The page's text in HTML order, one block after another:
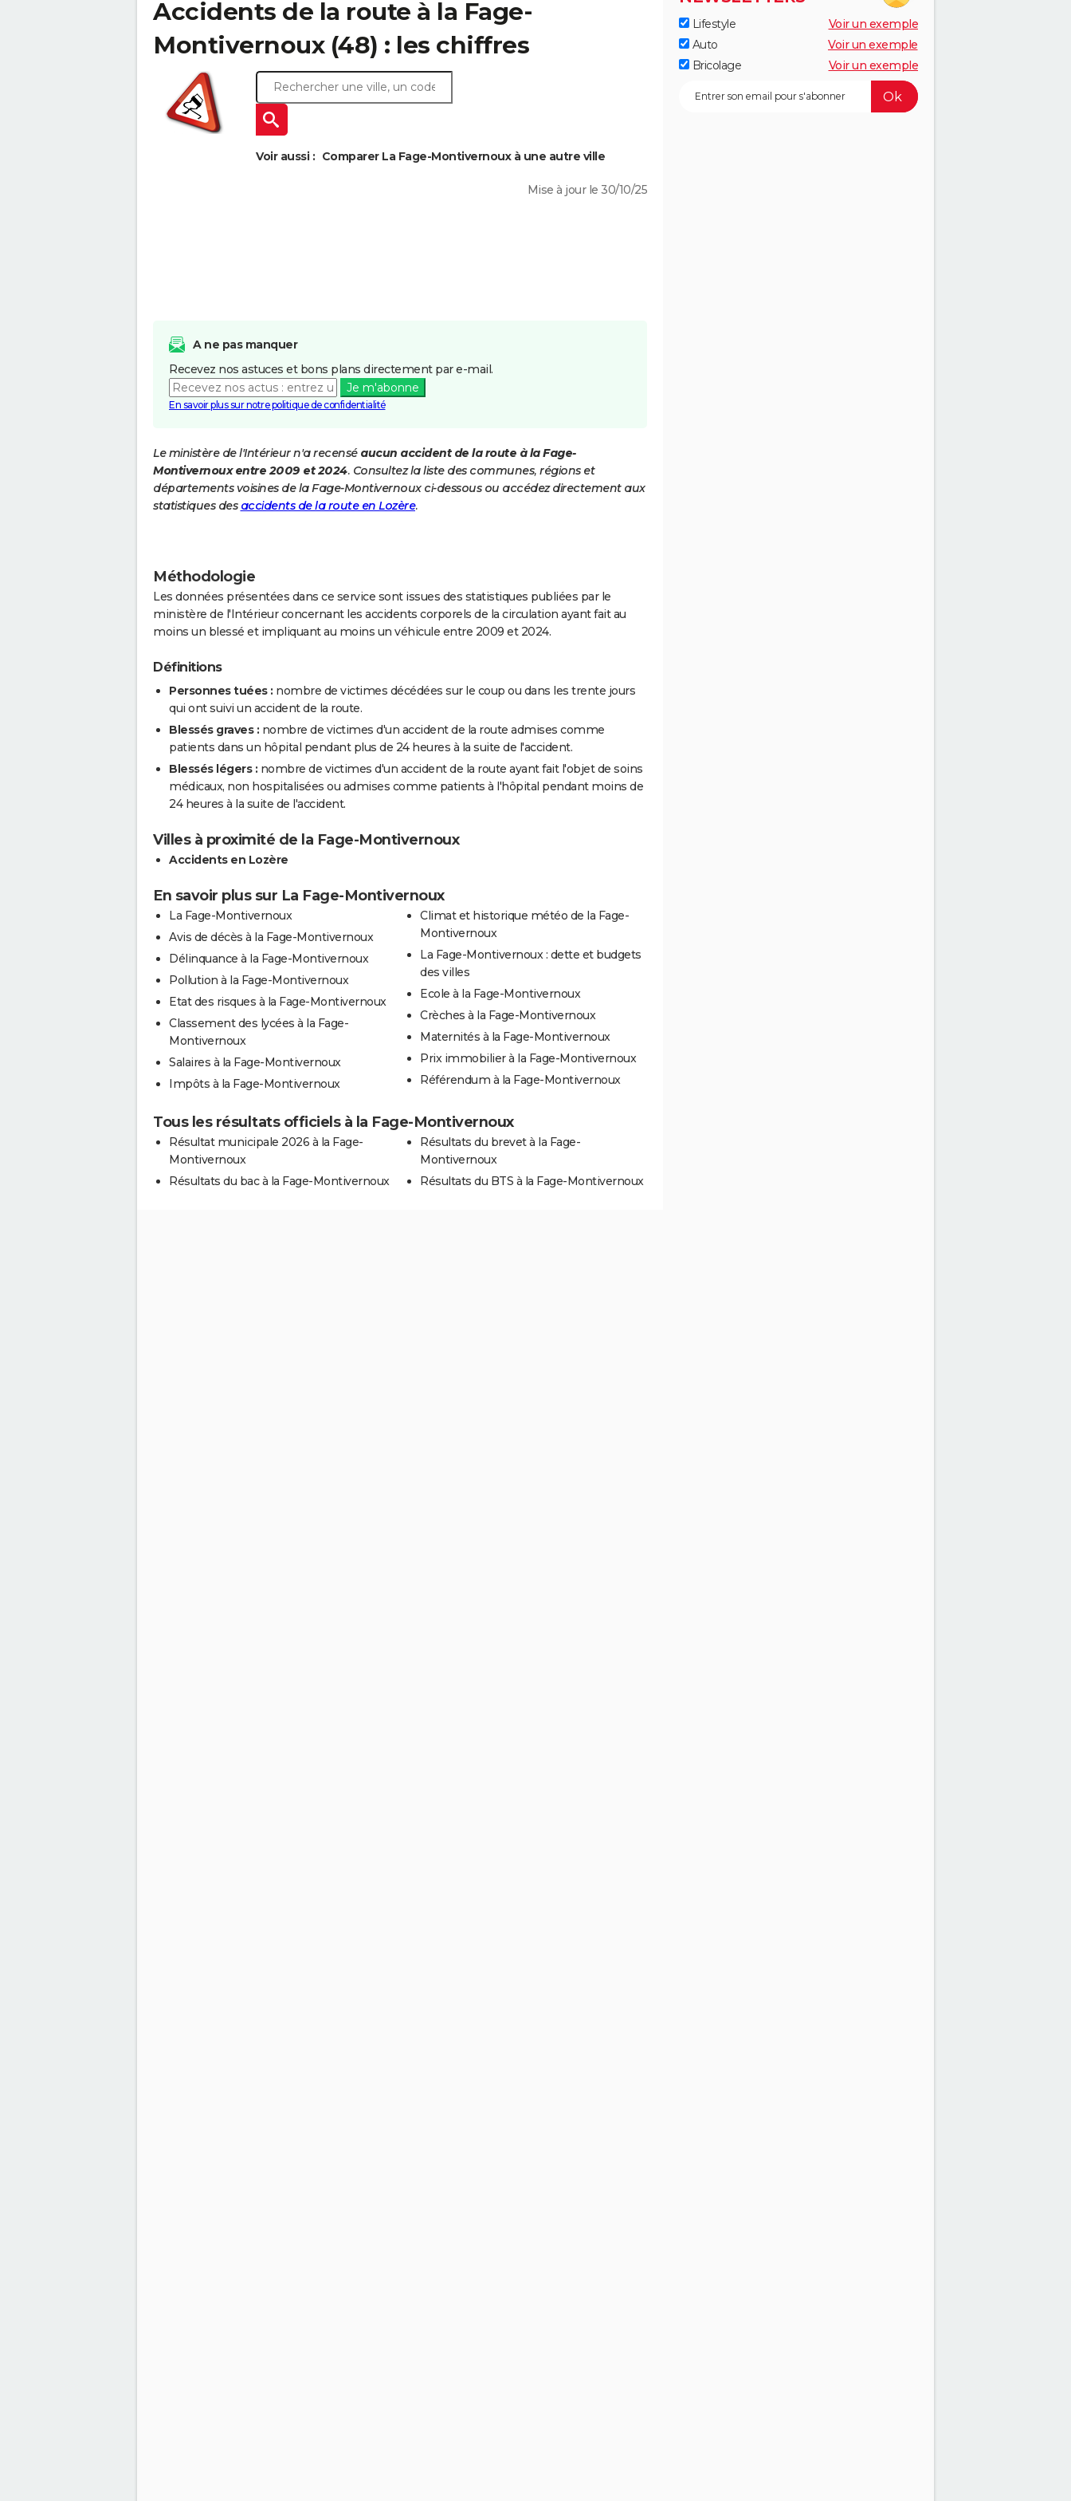
Accidents de la route à la Fage-
Montivernoux (48) : les chiffres
Voir aussi : Comparer La Fage-Montivernoux à une autre ville
Mise à jour le 30/10/25
A ne pas manquer
Recevez nos astuces et bons plans directement par e-mail.
Je m'abonne
En savoir plus sur notre politique de confidentialité
Le ministère de l'Intérieur n'a recensé aucun accident de la route à la Fage-
Montivernoux entre 2009 et 2024. Consultez la liste des communes, régions et
départements voisines de la Fage-Montivernoux ci-dessous ou accédez directement aux
statistiques des accidents de la route en Lozère.
Méthodologie
Les données présentées dans ce service sont issues des statistiques publiées par le
ministère de l'Intérieur concernant les accidents corporels de la circulation ayant fait au
moins un blessé et impliquant au moins un véhicule entre 2009 et 2024.
Définitions
Personnes tuées : nombre de victimes décédées sur le coup ou dans les trente jours
qui ont suivi un accident de la route.
Blessés graves : nombre de victimes d'un accident de la route admises comme
patients dans un hôpital pendant plus de 24 heures à la suite de l'accident.
Blessés légers : nombre de victimes d'un accident de la route ayant fait l'objet de soins
médicaux, non hospitalisées ou admises comme patients à l'hôpital pendant moins de
24 heures à la suite de l'accident.
Villes à proximité de la Fage-Montivernoux
Accidents en Lozère
En savoir plus sur La Fage-Montivernoux
La Fage-Montivernoux
Avis de décès à la Fage-Montivernoux
Délinquance à la Fage-Montivernoux
Pollution à la Fage-Montivernoux
Etat des risques à la Fage-Montivernoux
Classement des lycées à la Fage-
Montivernoux
Salaires à la Fage-Montivernoux
Impôts à la Fage-Montivernoux
Climat et historique météo de la Fage-
Montivernoux
La Fage-Montivernoux : dette et budgets
des villes
Ecole à la Fage-Montivernoux
Crèches à la Fage-Montivernoux
Maternités à la Fage-Montivernoux
Prix immobilier à la Fage-Montivernoux
Référendum à la Fage-Montivernoux
Tous les résultats officiels à la Fage-Montivernoux
Résultat municipale 2026 à la Fage-
Montivernoux
Résultats du bac à la Fage-Montivernoux
Résultats du brevet à la Fage-
Montivernoux
Résultats du BTS à la Fage-Montivernoux
Lifestyle
Voir un exemple
Auto
Voir un exemple
Bricolage
Voir un exemple